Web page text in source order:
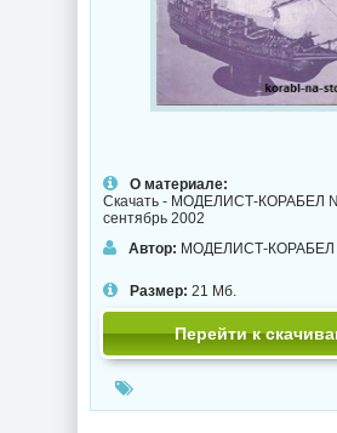
О материале:
Скачать - МОДЕЛИСТ-КОРАБЕЛ
сентябрь 2002
Автор: МОДЕЛИСТ-КОРАБЕЛ
Размер: 21 Мб.
Перейти к